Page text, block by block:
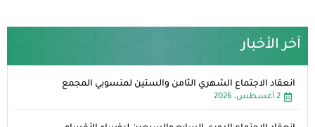
آخر الأخبار
انعقاد الاجتماع الشهري الثامن والستين لمنسوبي المجمع
2 أغسطس، 2026